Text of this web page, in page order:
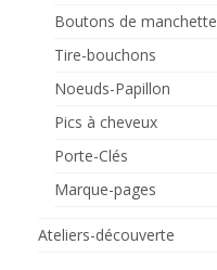
Boutons de manchette
Tire-bouchons
Noeuds-Papillon
Pics à cheveux
Porte-Clés
Marque-pages
Ateliers-découverte